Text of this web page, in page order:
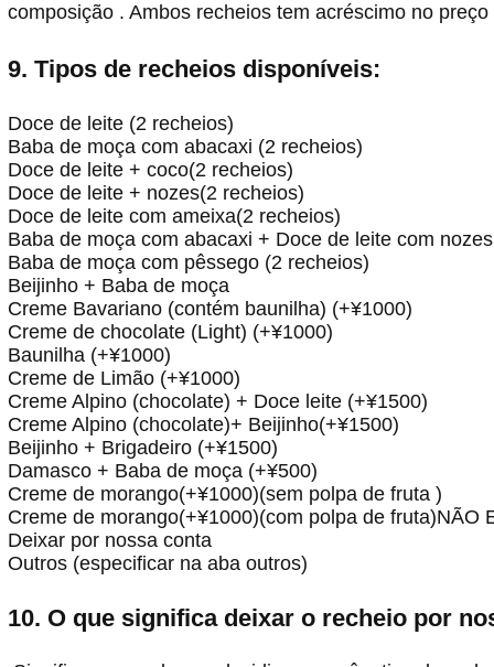
composição . Ambos recheios tem acréscimo no
9. Tipos de recheios disponíveis:
Doce de leite (2 recheios)
Baba de moça com abacaxi (2 recheios)
Doce de leite + coco(2 recheios)
Doce de leite + nozes(2 recheios)
Doce de leite com ameixa(2 recheios)
Baba de moça com abacaxi + Doce de leite com nozes
Baba de moça com pêssego (2 recheios)
Beijinho + Baba de moça
Creme Bavariano (contém baunilha) (+¥1000)
Creme de chocolate (Light) (+¥1000)
Baunilha (+¥1000)
Creme de Limão (+¥1000)
Creme Alpino (chocolate) + Doce leite (+¥1500)
Creme Alpino (chocolate)+ Beijinho(+¥1500)
Beijinho + Brigadeiro (+¥1500)
Damasco + Baba de moça (+¥500)
Creme de morango(+¥1000)(sem polpa de fruta )
Creme de morango(+¥1000)(com polpa de fruta)NÃO
Deixar por nossa conta
Outros (especificar na aba outros)
10. O que significa deixar o recheio por